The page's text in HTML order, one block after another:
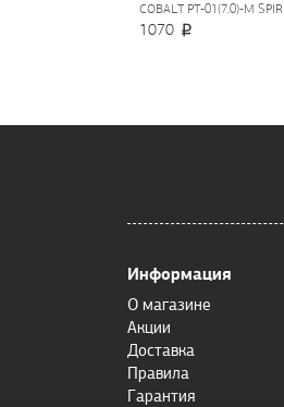
COBALT PT-01(7.0)-M SPIR
1070
Информация
О магазине
Акции
Доставка
Правила
Гарантия